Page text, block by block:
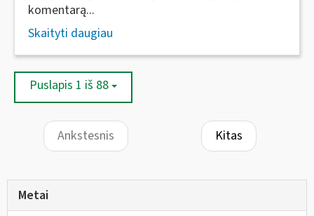
komentarą...
Skaityti daugiau
Puslapis 1 iš 88
Ankstesnis Kitas
Metai